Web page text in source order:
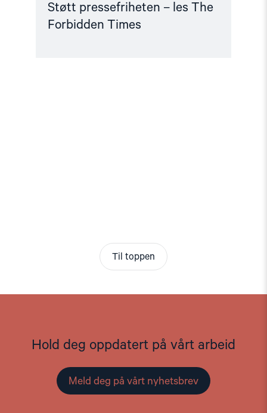
Støtt pressefriheten – les The
Forbidden Times
Til toppen
Hold deg oppdatert på vårt arbeid
Meld deg på vårt nyhetsbrev